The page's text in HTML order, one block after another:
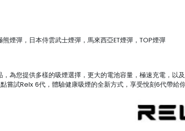
煙彈，日本侍雲武士煙彈，馬來西亞ET煙彈，TOP煙彈
您提供多樣的吸煙選擇，更大的電池容量，極速充電，以
試Relx 6代，體驗健康吸煙的全新方式，享受悅刻6代帶給